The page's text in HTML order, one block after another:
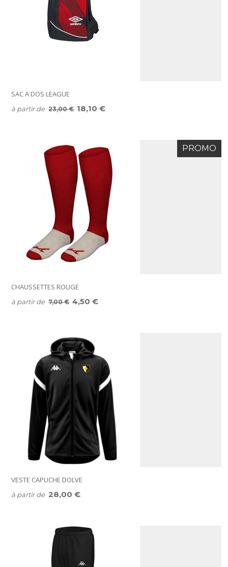
SAC A DOS LEAGUE
à partir de 23,00 € 18,10 €
PROMO
CHAUSSETTES ROUGE
à partir de 7,00 € 4,50 €
VESTE CAPUCHE DOLVE
à partir de 28,00 €